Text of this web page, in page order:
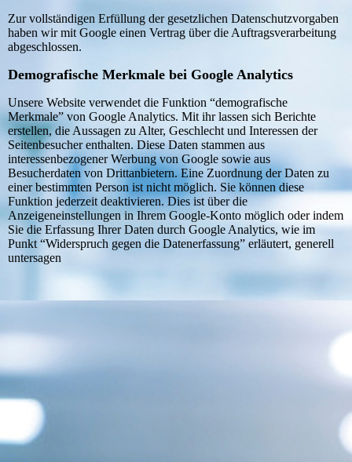
Zur vollständigen Erfüllung der gesetzlichen Datenschutzvorgaben
haben wir mit Google einen Vertrag über die Auftragsverarbeitung
abgeschlossen.
Demografische Merkmale bei Google Analytics
Unsere Website verwendet die Funktion “demografische
Merkmale” von Google Analytics. Mit ihr lassen sich Berichte
erstellen, die Aussagen zu Alter, Geschlecht und Interessen der
Seitenbesucher enthalten. Diese Daten stammen aus
interessenbezogener Werbung von Google sowie aus
Besucherdaten von Drittanbietern. Eine Zuordnung der Daten zu
einer bestimmten Person ist nicht möglich. Sie können diese
Funktion jederzeit deaktivieren. Dies ist über die
Anzeigeneinstellungen in Ihrem Google-Konto möglich oder indem
Sie die Erfassung Ihrer Daten durch Google Analytics, wie im
Punkt “Widerspruch gegen die Datenerfassung” erläutert, generell
untersagen